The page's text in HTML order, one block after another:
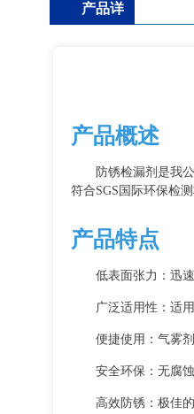
产品概述
防锈检漏剂是我
符合SGS国际环保检
产品特点
低表面张力：迅
广泛适用性：适
便捷使用：气雾
安全环保：无腐
高效防锈：极佳
产品详